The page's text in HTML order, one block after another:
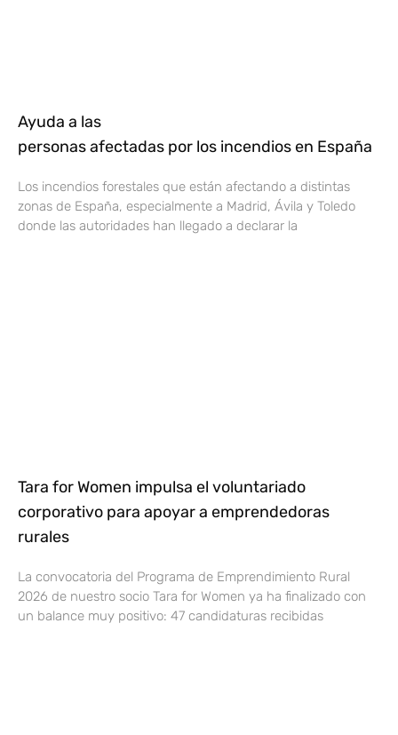
Ayuda a las
personas afectadas por los incendios en España
Los incendios forestales que están afectando a distintas
zonas de España, especialmente a Madrid, Ávila y Toledo
donde las autoridades han llegado a declarar la
Tara for Women impulsa el voluntariado
corporativo para apoyar a emprendedoras
rurales
La convocatoria del Programa de Emprendimiento Rural
2026 de nuestro socio Tara for Women ya ha finalizado con
un balance muy positivo: 47 candidaturas recibidas